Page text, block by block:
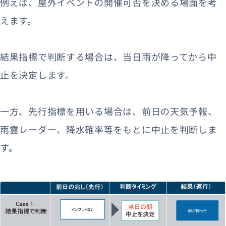
えます。
結果指標で判断する場合は、当日雨が降ってから中
止を決定します。
一方、先行指標を用いる場合は、前日の天気予報、
雨雲レーダー、降水確率等をもとに中止を判断しま
す。